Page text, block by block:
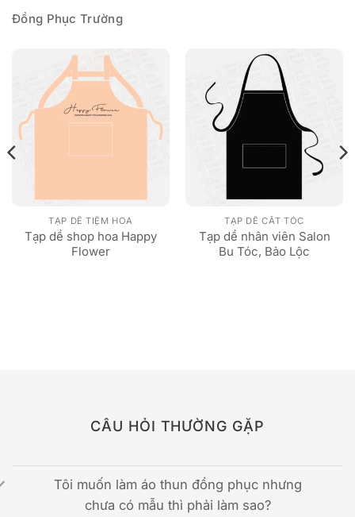
Đồng Phục Trường
TẠP DỀ TIỆM HOA
Tạp dề shop hoa Happy
Flower
TẠP DỀ CẮT TÓC
Tạp dề nhân viên Salon
Bu Tóc, Bảo Lộc
CÂU HỎI THƯỜNG GẶP
Tôi muốn làm áo thun đồng phục nhưng
chưa có mẫu thì phải làm sao?